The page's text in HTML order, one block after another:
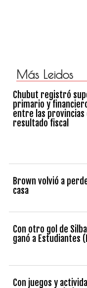
Más Leidos
Chubut registró
primario y
entre las provincias
resultado fiscal
Brown volvió a
casa
Con otro gol de
ganó a Estudiantes
Con juegos y